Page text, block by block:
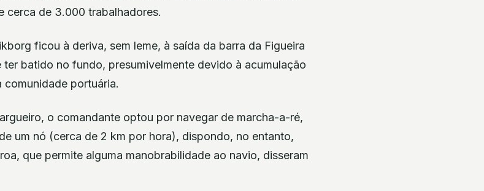
cerca de 3.000 trabalhadores.
ficou à deriva, sem leme, à saída da barra da Figueira
batido no fundo, presumivelmente devido à acumulação
portuária.
o comandante optou por navegar de marcha-a-ré,
um nó (cerca de 2 km por hora), dispondo, no entanto,
que permite alguma manobrabilidade ao navio, disseram